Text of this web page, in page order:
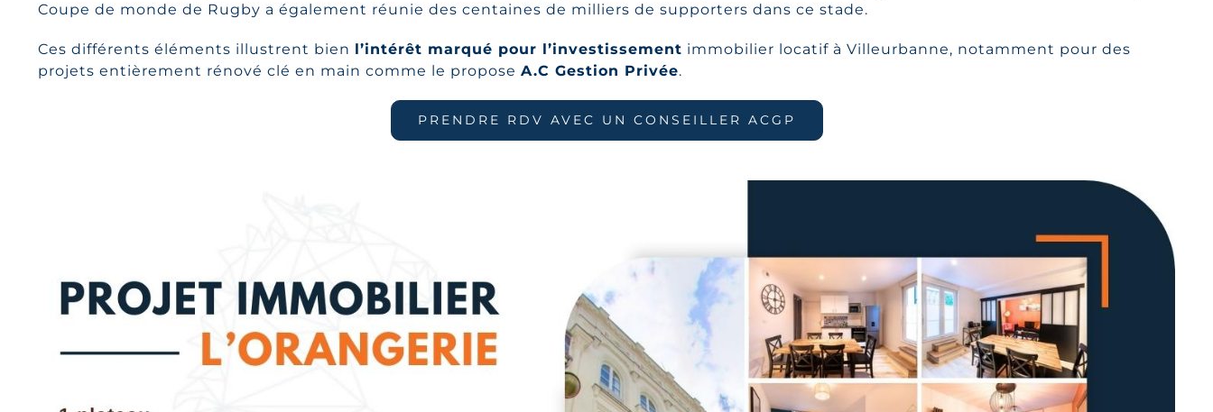
Coupe de monde de Rugby a également réunie des centaines de milliers de supporters dans ce stade.
Ces différents éléments illustrent bien l’intérêt marqué pour l’investissement immobilier locatif à Villeurbanne, notamment pour des
projets entièrement rénové clé en main comme le propose A.C Gestion Privée.
PRENDRE RDV AVEC UN CONSEILLER ACGP